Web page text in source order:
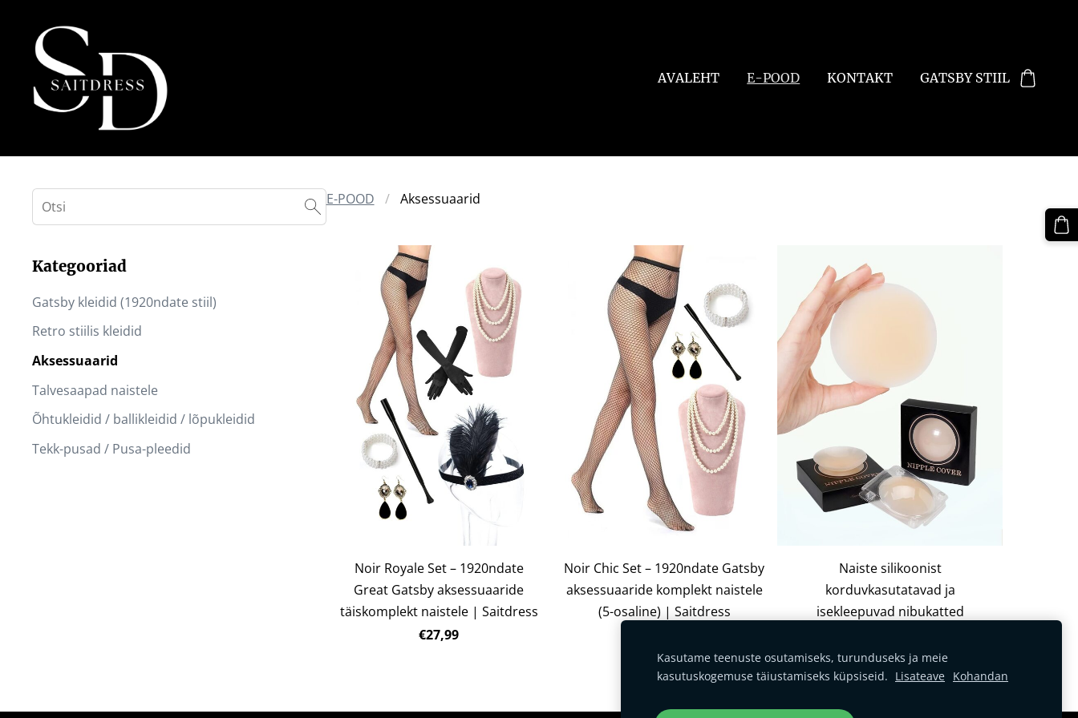
AVALEHT E-POOD KONTAKT GATSBY STIIL
Kategooriad
Gatsby kleidid (1920ndate stiil)
Retro stiilis kleidid
Aksessuaarid
Talvesaapad naistele
Õhtukleidid / ballikleidid / lõpukleidid
Tekk-pusad / Pusa-pleedid
E-POOD Aksessuaarid
Noir Royale Set – 1920ndate
Great Gatsby aksessuaaride
täiskomplekt naistele | Saitdress
€27,99
Noir Chic Set – 1920ndate Gatsby
aksessuaaride komplekt naistele
(5-osaline) | Saitdress
Naiste silikoonist
korduvkasutatavad ja
isekleepuvad nibukatted
Kasutame teenuste osutamiseks, turunduseks ja meie
kasutuskogemuse täiustamiseks küpsiseid. Lisateave Kohandan